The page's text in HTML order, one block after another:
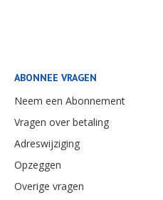
ABONNEE VRAGEN
Neem een Abonnement
Vragen over betaling
Adreswijziging
Opzeggen
Overige vragen